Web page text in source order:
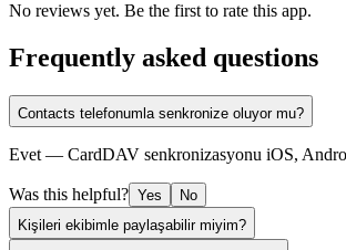
No reviews yet. Be the first to rate this app.
Frequently asked questions
Contacts telefonumla senkronize oluyor mu?
Evet — CardDAV senkronizasyonu iOS,
Was this helpful? Yes
No
Kişileri ekibimle paylaşabilir miyim?